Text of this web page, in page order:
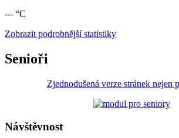
--- °C
Zobrazit podrobnější statistiky
Senioři
Zjednodušená verze stránek nejen
Návštěvnost